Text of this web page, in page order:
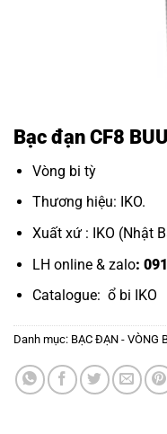
Bạc đạn CF8 BUU
Vòng bi tỳ
Thương hiệu: IKO.
Xuất xứ : IKO (Nhật
LH online & zalo:
Catalogue: ổ bi IKO
Danh mục: BẠC ĐẠN - VÒNG